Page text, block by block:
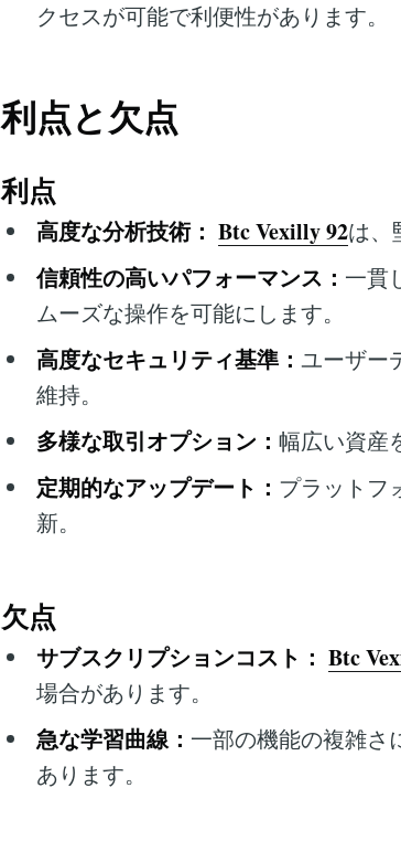
クセスが可能で利便性があります。
利点と欠点
利点
高度な分析技術： Btc Vexilly 92は、
信頼性の高いパフォーマンス： 一貫
ムーズな操作を可能にします。
高度なセキュリティ基準： ユーザー
維持。
多様な取引オプション： 幅広い資産
定期的なアップデート： プラットフ
新。
欠点
サブスクリプションコスト： Btc
場合があります。
急な学習曲線： 一部の機能の複雑さ
あります。